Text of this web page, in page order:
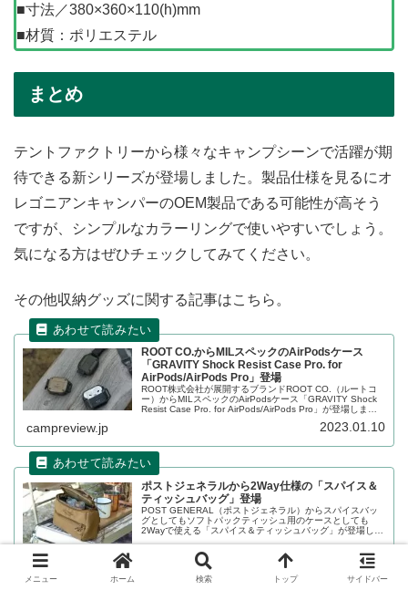
■寸法／380×360×110(h)mm
■材質：ポリエステル
まとめ
テントファクトリーから様々なキャンプシーンで活躍が期
待できる新シリーズが登場しました。製品仕様を見るにオ
レゴニアンキャンパーのOEM製品である可能性が高そう
ですが、シンプルなカラーリングで使いやすいでしょう。
気になる方はぜひチェックしてみてください。
その他収納グッズに関する記事はこちら。
ROOT CO.からMILスペックのAirPodsケース
「GRAVITY Shock Resist Case Pro. for
AirPods/AirPods Pro」登場
ROOT株式会社が展開するブランドROOT CO.（ルートコ
ー）からMILスペックのAirPodsケース「GRAVITY Shock
Resist Case Pro. for AirPods/AirPods Pro」が登場しまし
くことができます。詳細をレビューします。
campreview.jp 2023.01.10
ポストジェネラルから2Way仕様の「スパイス＆
ティッシュバッグ」登場
POST GENERAL（ポストジェネラル）からスパイスバッ
グとしてもソフトパックティッシュ用のケースとしても
2Wayで使える「スパイス＆ティッシュバッグ」が登場しま
をレビューします。
campreview.jp 2022.11.19
メニュー ホーム 検索 トップ サイドバー